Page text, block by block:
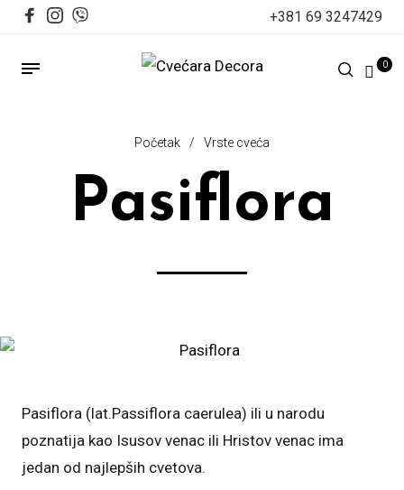
+381 69 3247429
0
Početak / Vrste cveća
Pasiflora
Pasiflora (lat.Passiflora caerulea) ili u narodu
poznatija kao Isusov venac ili Hristov venac ima
jedan od najlepših cvetova.